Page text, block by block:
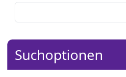
Suchoptionen